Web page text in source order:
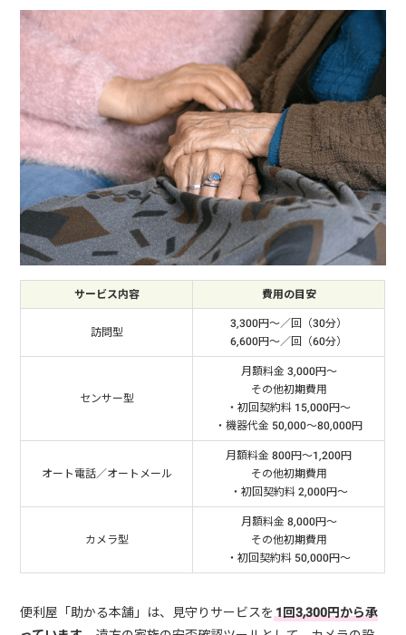
サービス内容 費用の目安
訪問型
3,300円～／回（30分）
6,600円～／回（60分）
センサー型
月額料金 3,000円～
その他初期費用
・初回契約料 15,000円～
・機器代金 50,000～80,000円
オート電話／オートメール
月額料金 800円～1,200円
その他初期費用
・初回契約料 2,000円～
カメラ型
月額料金 8,000円～
その他初期費用
・初回契約料 50,000円～
便利屋「助かる本舗」は、見守りサービスを1回3,300円から承